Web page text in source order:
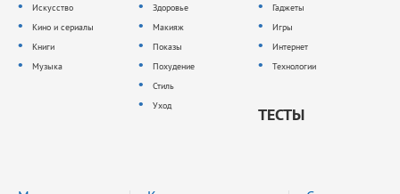
Искусство
Кино и сериалы
Книги
Музыка
Здоровье
Макияж
Показы
Похудение
Стиль
Уход
Гаджеты
Игры
Интернет
Технологии
ТЕСТЫ